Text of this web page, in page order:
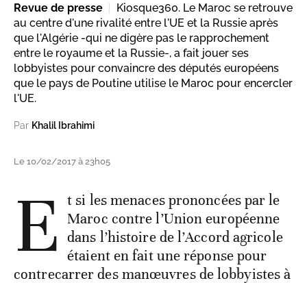
Revue de presse
Kiosque360. Le Maroc se retrouve
au centre d'une rivalité entre l'UE et la Russie après
que l'Algérie -qui ne digère pas le rapprochement
entre le royaume et la Russie-, a fait jouer ses
lobbyistes pour convaincre des députés européens
que le pays de Poutine utilise le Maroc pour encercler
l'UE.
Par Khalil Ibrahimi
Le 10/02/2017 à 23h05
E t si les menaces prononcées par le
Maroc contre l’Union européenne
dans l’histoire de l’Accord agricole
étaient en fait une réponse pour
contrecarrer des manœuvres de lobbyistes à